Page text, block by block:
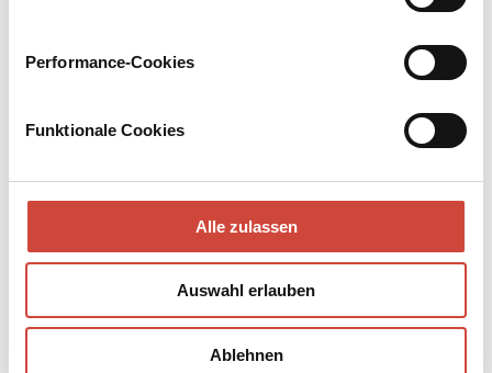
Performance-Cookies
Funktionale Cookies
Alle zulassen
Auswahl erlauben
Ablehnen
Was sich wohl hinter dieser Tür verbirgt, zuhinterst im Handlager?